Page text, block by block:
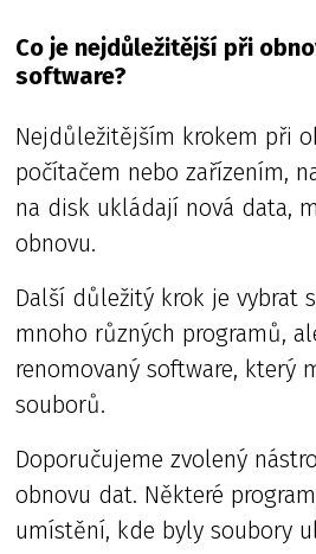
Co je nejdůležitější při
software?
Nejdůležitějším krokem při
počítačem nebo zařízením,
na disk ukládají nová data,
obnovu.
Další důležitý krok je vybrat
mnoho různých programů,
renomovaný software, který
souborů.
Doporučujeme zvolený
obnovu dat. Některé
umístění, kde byly soubory